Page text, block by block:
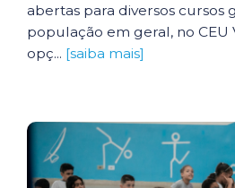
abertas para diversos cursos
população em geral, no CEU
opç... [saiba mais]